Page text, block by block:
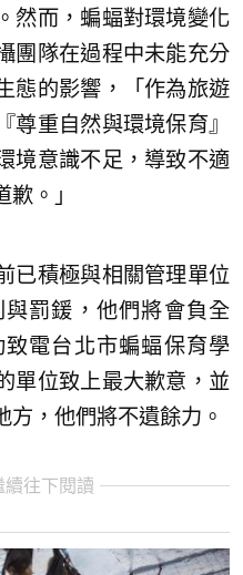
然而，蝙蝠對環境變化
團隊在過程中未能充分
態的影響，「作為旅遊
尊重自然與環境保育』
境意識不足，導致不適
。」
已積極與相關管理單位
罰鍰，他們將會負全
電台北市蝙蝠保育學
單位致上最大歉意，並
方，他們將不遺餘力。
續往下閱讀